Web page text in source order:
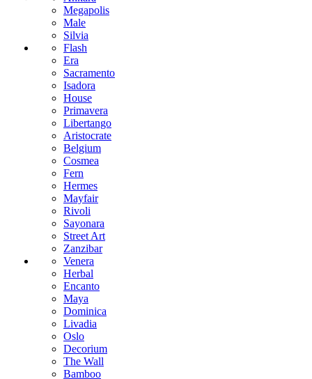
Megapolis
Male
Silvia
Flash
Era
Sacramento
Isadora
House
Primavera
Libertango
Aristocrate
Belgium
Cosmea
Fern
Hermes
Mayfair
Rivoli
Sayonara
Street Art
Zanzibar
Venera
Herbal
Encanto
Maya
Dominica
Livadia
Oslo
Decorium
The Wall
Bamboo